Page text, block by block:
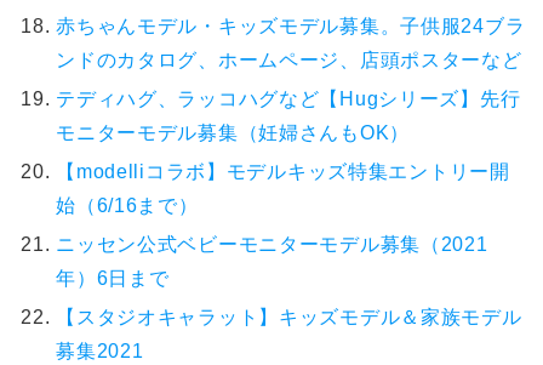
赤ちゃんモデル・キッズモデル募集。子供服24ブラ
ンドのカタログ、ホームページ、店頭ポスターなど
テディハグ、ラッコハグなど【Hugシリーズ】先行
モニターモデル募集（妊婦さんもOK）
【modelliコラボ】モデルキッズ特集エントリー開
始（6/16まで）
ニッセン公式ベビーモニターモデル募集（2021
年）6日まで
【スタジオキャラット】キッズモデル＆家族モデル
募集2021